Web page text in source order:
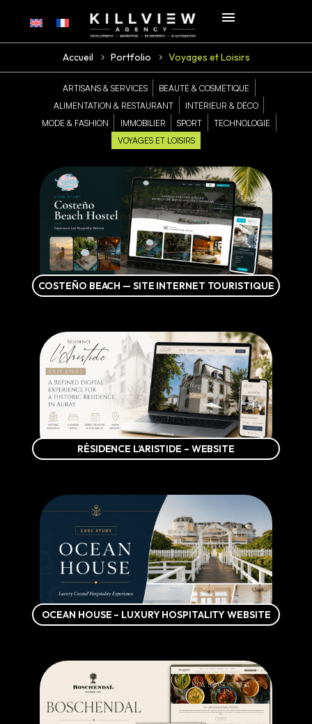
Accueil Portfolio Voyages et Loisirs
ARTISANS & SERVICES
BEAUTÉ & COSMÉTIQUE
ALIMENTATION & RESTAURANT
INTÉRIEUR & DÉCO
MODE & FASHION
IMMOBILIER SPORT
TECHNOLOGIE
VOYAGES ET LOISIRS
COSTEÑO BEACH — SITE INTERNET TOURISTIQUE
RÉSIDENCE L’ARISTIDE – WEBSITE
OCEAN HOUSE – LUXURY HOSPITALITY WEBSITE